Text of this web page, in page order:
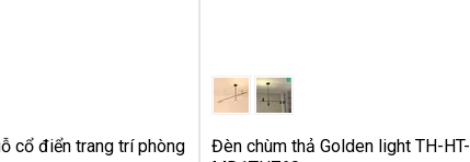
{ PHẦN 1}
nhất {Phần 2}
cổ điển trang trí phòng
Đèn chùm thả Golden light TH-HT-